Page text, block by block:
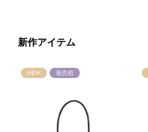
新作アイテム
NEW 発売前